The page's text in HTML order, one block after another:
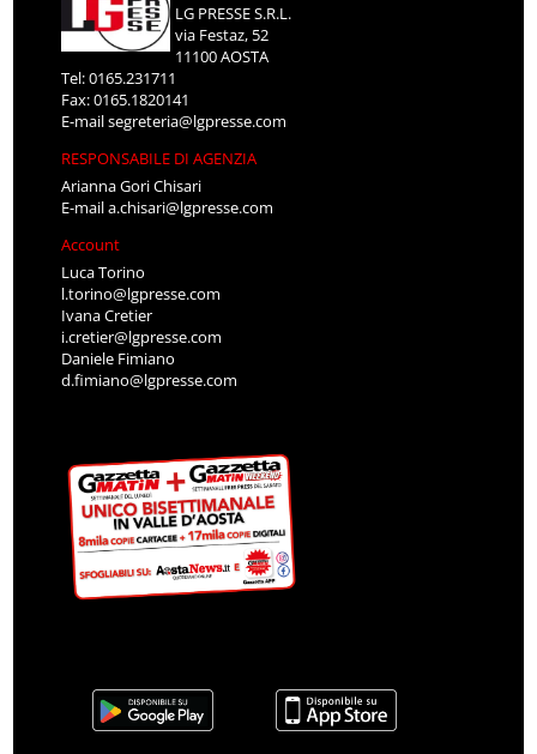
LG PRESSE S.R.L.
via Festaz, 52
11100 AOSTA
Tel: 0165.231711
Fax: 0165.1820141
E-mailsegreteria@lgpresse.com
RESPONSABILE DI AGENZIA
Arianna Gori Chisari
E-maila.chisari@lgpresse.com
Account
Luca Torino
l.torino@lgpresse.com
Ivana Cretier
i.cretier@lgpresse.com
Daniele Fimiano
d.fimiano@lgpresse.com